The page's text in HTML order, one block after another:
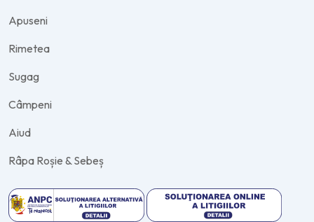
Apuseni
Rimetea
Sugag
Câmpeni
Aiud
Râpa Roșie & Sebeș